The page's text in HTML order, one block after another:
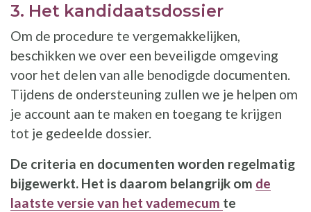
3. Het kandidaatsdossier
Om de procedure te vergemakkelijken,
beschikken we over een beveiligde omgeving
voor het delen van alle benodigde documenten.
Tijdens de ondersteuning zullen we je helpen om
je account aan te maken en toegang te krijgen
tot je gedeelde dossier.
De criteria en documenten worden regelmatig
bijgewerkt. Het is daarom belangrijk om de
laatste versie van het vademecum te